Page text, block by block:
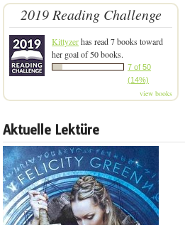
2019 Reading Challenge
Kittyzerhas read 7 books toward
her goal of 50 books.
7 of 50
(14%)
view books
Aktuelle Lektüre